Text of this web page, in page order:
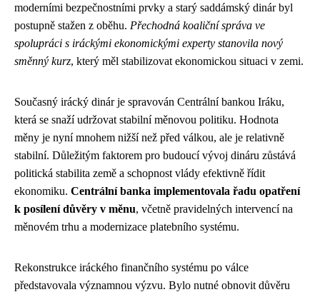
moderními bezpečnostními prvky a starý saddámský dinár byl
postupně stažen z oběhu. Přechodná koaliční správa ve
spolupráci s iráckými ekonomickými experty stanovila nový
směnný kurz, který měl stabilizovat ekonomickou situaci v zemi.
Současný irácký dinár je spravován Centrální bankou Iráku,
která se snaží udržovat stabilní měnovou politiku. Hodnota
měny je nyní mnohem nižší než před válkou, ale je relativně
stabilní. Důležitým faktorem pro budoucí vývoj dináru zůstává
politická stabilita země a schopnost vlády efektivně řídit
ekonomiku. Centrální banka implementovala řadu opatření
k posílení důvěry v měnu, včetně pravidelných intervencí na
měnovém trhu a modernizace platebního systému.
Rekonstrukce iráckého finančního systému po válce
představovala významnou výzvu. Bylo nutné obnovit důvěru